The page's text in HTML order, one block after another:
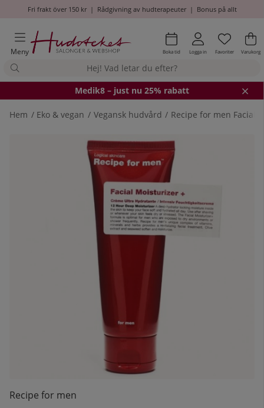
Fri frakt över 150 kr| Rådgivning av hudterapeuter| Bonus på allt
Meny Boka tid Logga in Antal i
.
Favoriter .
Varukorg
Medik8 – just nu 25% rabatt
Hem Eko & vegan Vegansk hudvård Recipe for men Facial
Recipe for men